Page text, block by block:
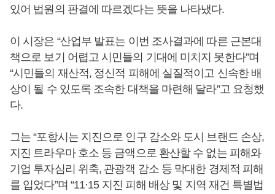
있어 법원의 판결에 따르겠다는 뜻을 나타냈다.
이 시장은 “산업부 발표는 이번 조사결과에 따른 근본대
책으로 보기 어렵고 시민들의 기대에 미치지 못한다”며
“시민들의 재산적, 정신적 피해에 실질적이고 신속한 배
상이 될 수 있도록 조속한 대책을 마련해 달라”고 요청했
다.
그는 “포항시는 지진으로 인구 감소와 도시 브랜드 손상,
지진 트라우마 호소 등 금액으로 환산할 수 없는 피해와
기업 투자심리 위축, 관광객 감소 등 막대한 경제적 피해
를 입었다”며 “11·15 지진 피해 배상 및 지역 재건 특별법